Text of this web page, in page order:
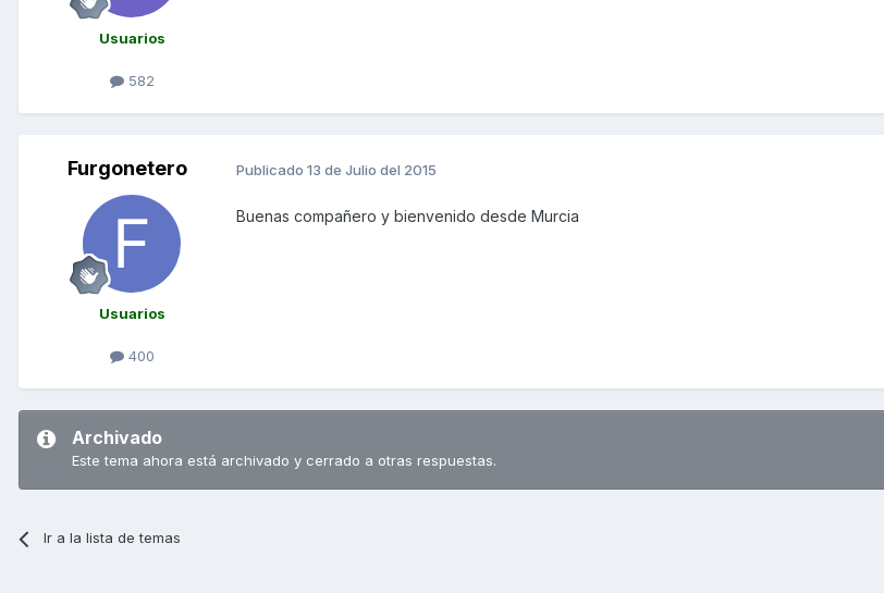
Usuarios
582
Furgonetero
Usuarios
400
Publicado 13 de Julio del 2015
Buenas compañero y bienvenido desde Murcia
Archivado
Este tema ahora está archivado y cerrado a otras respuestas.
Ir a la lista de temas